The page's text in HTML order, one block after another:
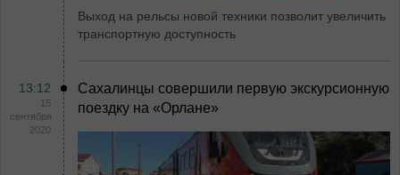
Выход на рельсы новой техники позволит увеличить
транспортную доступность
13:12
15
сентября
2020
Сахалинцы совершили первую экскурсионную
поездку на «Орлане»